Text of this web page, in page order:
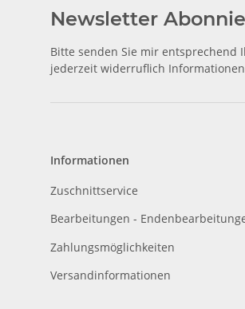
Newsletter
Bitte senden Sie mir entsprechend
jederzeit widerruflich
Informationen
Zuschnittservice
Bearbeitungen -
Zahlungsmöglichkeiten
Versandinformationen